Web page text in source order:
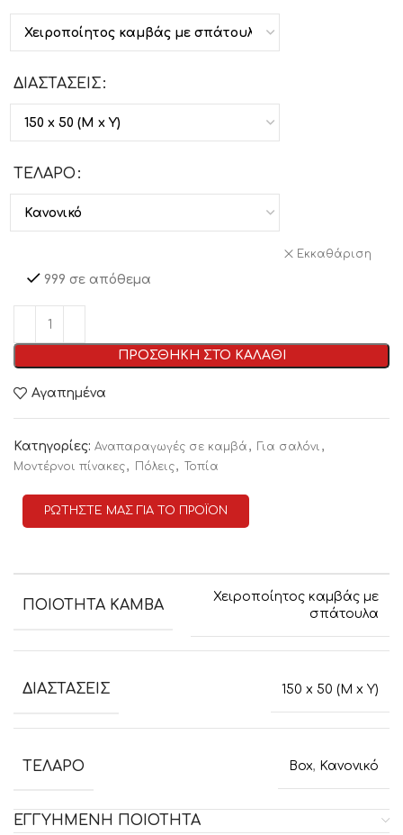
ΔΙΑΣΤΑΣΕΙΣ
ΤΕΛΑΡΟ
Εκκαθάριση
999 σε απόθεμα
ΠΡΟΣΘΗΚΗ ΣΤΟ ΚΑΛΑΘΙ
Αγαπημένα
Κατηγορίες: Αναπαραγωγές σε καμβά , Για σαλόνι ,
Μοντέρνοι πίνακες, Πόλεις, Τοπία
ΡΩΤΗΣΤΕ ΜΑΣ ΓΙΑ ΤΟ ΠΡΟΪΟΝ
ΠΟΙΟΤΗΤΑ ΚΑΜΒΑ
Χειροποίητος καμβάς με
σπάτουλα
ΔΙΑΣΤΑΣΕΙΣ 150 x 50 (M x Y)
ΤΕΛΑΡΟ Box, Κανονικό
ΕΓΓΥΗΜΕΝΗ ΠΟΙΟΤΗΤΑ